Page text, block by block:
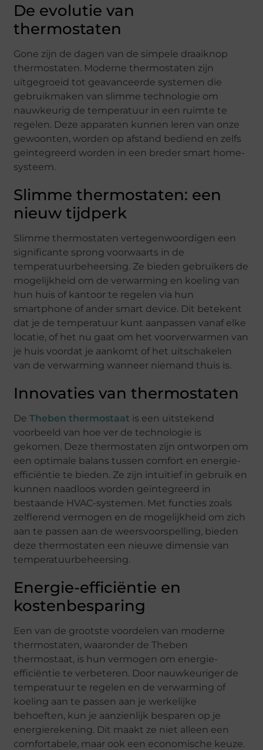
De evolutie van
thermostaten
Gone zijn de dagen van de simpele draaiknop
thermostaten. Moderne thermostaten zijn
uitgegroeid tot geavanceerde systemen die
gebruikmaken van slimme technologie om
nauwkeurig de temperatuur in een ruimte te
regelen. Deze apparaten kunnen leren van onze
gewoonten, worden op afstand bediend en zelfs
geïntegreerd worden in een breder smart home-
systeem.
Slimme thermostaten: een
nieuw tijdperk
Slimme thermostaten vertegenwoordigen een
significante sprong voorwaarts in de
temperatuurbeheersing. Ze bieden gebruikers de
mogelijkheid om de verwarming en koeling van
hun huis of kantoor te regelen via hun
smartphone of ander smart device. Dit betekent
dat je de temperatuur kunt aanpassen vanaf elke
locatie, of het nu gaat om het voorverwarmen van
je huis voordat je aankomt of het uitschakelen
van de verwarming wanneer niemand thuis is.
Innovaties van thermostaten
DeTheben thermostaat is een uitstekend
voorbeeld van hoe ver de technologie is
gekomen. Deze thermostaten zijn ontworpen om
een optimale balans tussen comfort en energie-
efficiëntie te bieden. Ze zijn intuïtief in gebruik en
kunnen naadloos worden geïntegreerd in
bestaande HVAC-systemen. Met functies zoals
zelflerend vermogen en de mogelijkheid om zich
aan te passen aan de weersvoorspelling, bieden
deze thermostaten een nieuwe dimensie van
temperatuurbeheersing.
Energie-efficiëntie en
kostenbesparing
Een van de grootste voordelen van moderne
thermostaten, waaronder de Theben
thermostaat, is hun vermogen om energie-
efficiëntie te verbeteren. Door nauwkeuriger de
temperatuur te regelen en de verwarming of
koeling aan te passen aan je werkelijke
behoeften, kun je aanzienlijk besparen op je
energierekening. Dit maakt ze niet alleen een
comfortabele, maar ook een economische keuze.